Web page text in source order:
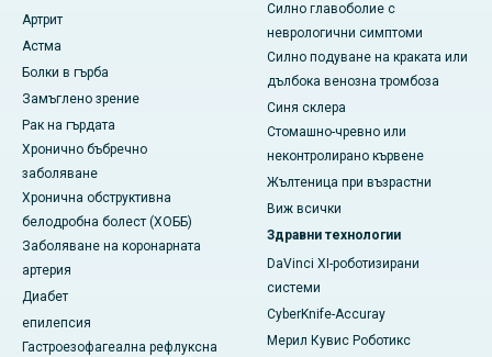
Артрит
Астма
Болки в гърба
Замъглено зрение
Рак на гърдата
Хронично бъбречно
заболяване
Хронична обструктивна
белодробна болест (ХОББ)
Заболяване на коронарната
артерия
Диабет
епилепсия
Гастроезофагеална рефлуксна
Силно главоболие с
неврологични симптоми
Силно подуване на краката или
дълбока венозна тромбоза
Синя склера
Стомашно-чревно или
неконтролирано кървене
Жълтеница при възрастни
Виж всички
Здравни технологии
DaVinci XI-роботизирани
системи
CyberKnife-Accuray
Мерил Кувис Роботикс